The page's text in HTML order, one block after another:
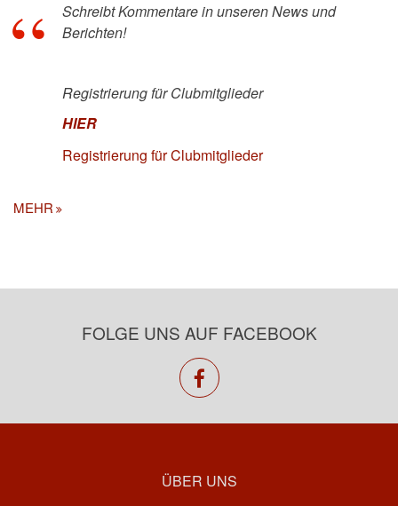
Schreibt Kommentare in unseren News und
Berichten!
Registrierung für Clubmitglieder
HIER
Registrierung für Clubmitglieder
MEHR
FOLGE UNS AUF FACEBOOK
facebook
ÜBER UNS